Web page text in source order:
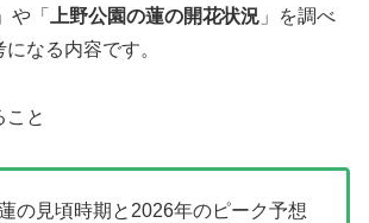
」や「 上野公園の蓮の開花状況 」を調べ
なる内容です。
こと
の見頃時期と2026年のピーク予想